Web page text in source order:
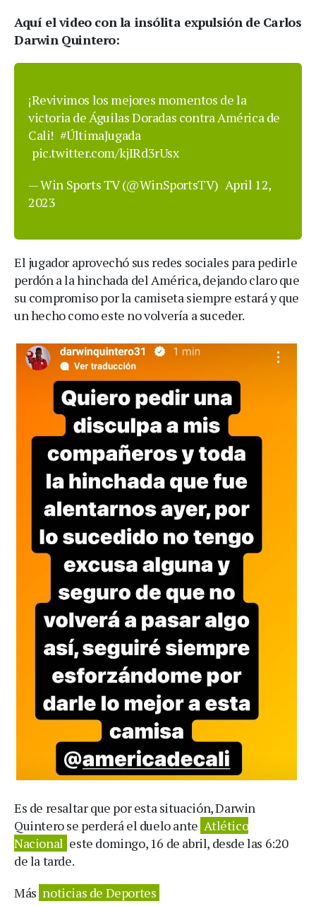
Aquí el video con la insólita expulsión de Carlos
Darwin Quintero:
¡Revivimos los mejores momentos de la
victoria de Águilas Doradas contra América de
Cali! #ÚltimaJugada
pic.twitter.com/kjIRd3rUsx
— Win Sports TV (@WinSportsTV) April 12,
2023
El jugador aprovechó sus redes sociales para pedirle
perdón a la hinchada del América, dejando claro que
su compromiso por la camiseta siempre estará y que
un hecho como este no volvería a suceder.
Es de resaltar que por esta situación, Darwin
Quintero se perderá el duelo ante Atlético
Nacional este domingo, 16 de abril, desde las 6:20
de la tarde.
Más noticias de Deportes